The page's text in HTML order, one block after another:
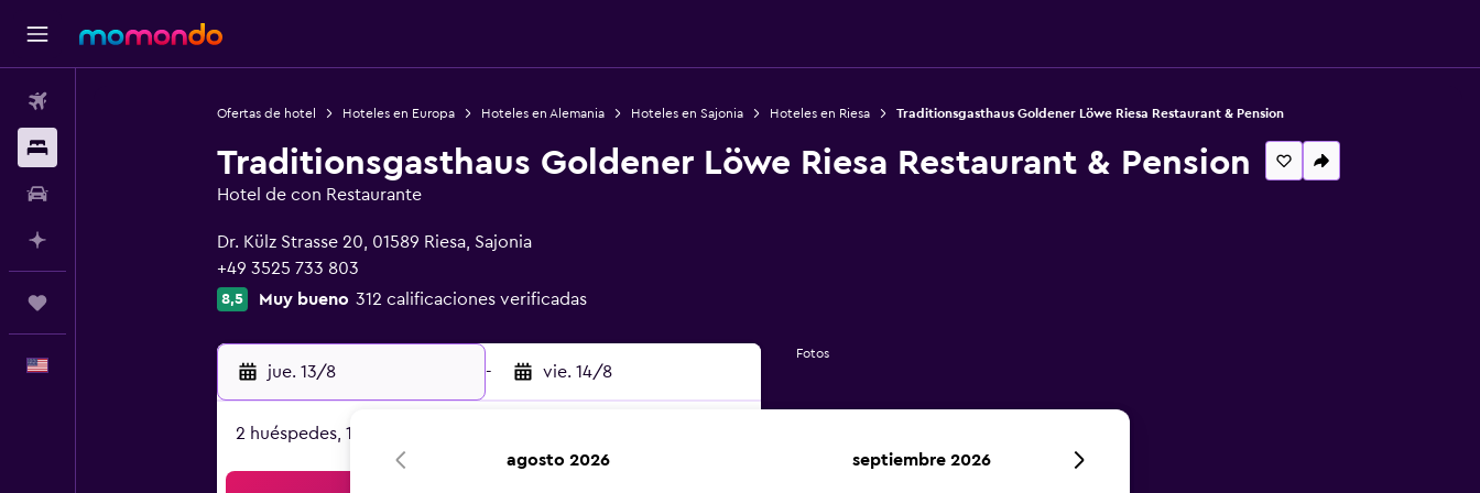
Ofertas de hotel Hoteles en Europa Hoteles en Alemania Hoteles en Sajonia Hoteles en Riesa Traditionsgasthaus Goldener Löwe Riesa Restaurant & Pension
Traditionsgasthaus Goldener Löwe Riesa Restaurant & Pension
Hotel de con Restaurante
Dr. Külz Strasse 20, 01589 Riesa, Sajonia
+49 3525 733 803
8,5 Muy bueno 312 calificaciones verificadas
jue. 13/8 - vie. 14/8
2 huéspedes, 1 habitación
Fotos
agosto 2026 septiembre 2026